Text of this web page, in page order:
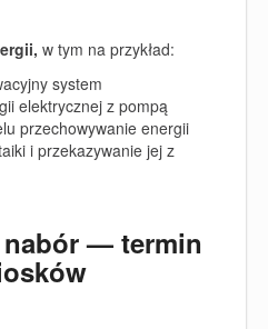
w tym na przykład:
system
elektrycznej z pompą
przechowywanie energii
i przekazywanie jej z
nabór — termin